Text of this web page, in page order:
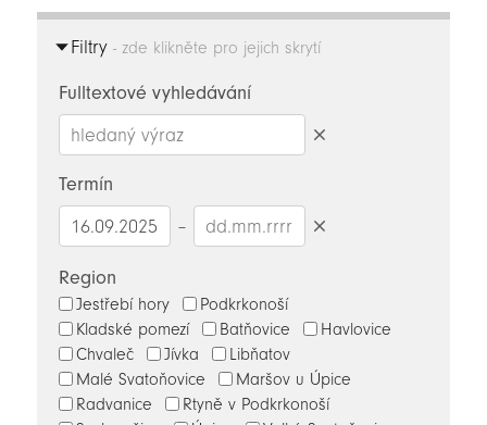
Feed
Filtry- zde klikněte pro jejich skrytí
Fulltextové vyhledávání
Termín
–
Region
Jestřebí hory
Podkrkonoší
Kladské pomezí
Batňovice
Havlovice
Chvaleč
Jívka
Libňatov
Malé Svatoňovice
Maršov u Úpice
Radvanice
Rtyně v Podkrkonoší